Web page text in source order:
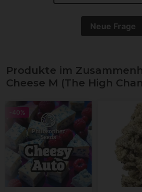
Neue Frage
Produkte im
Cheese M (The High
-40%